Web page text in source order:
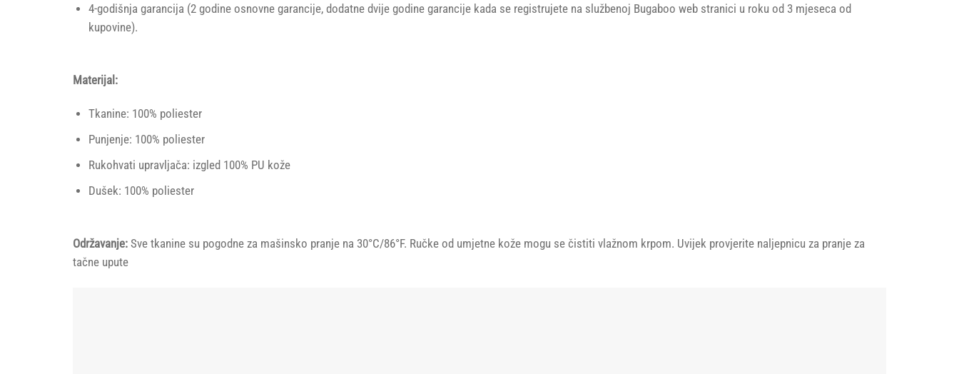
4-godišnja garancija (2 godine osnovne garancije, dodatne dvije godine garancije kada se registrujete na službenoj Bugaboo web stranici u roku od 3 mjeseca od
kupovine).
Materijal:
Tkanine: 100% poliester
Punjenje: 100% poliester
Rukohvati upravljača: izgled 100% PU kože
Dušek: 100% poliester
Održavanje: Sve tkanine su pogodne za mašinsko pranje na 30°C/86°F. Ručke od umjetne kože mogu se čistiti vlažnom krpom. Uvijek provjerite naljepnicu za pranje za
tačne upute